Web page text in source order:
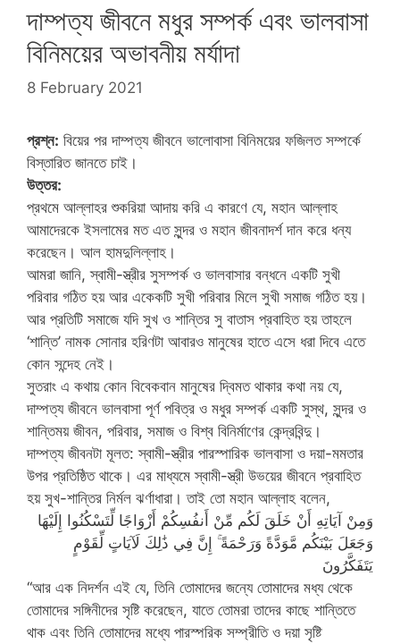
দাম্পত্য জীবনে মধুর সম্পর্ক এবং ভালবাসা
​বিনিময়ের অভাবনীয় মর্যাদা​
8 February 2021
প্রশ্ন: বিয়ের পর দাম্পত্য জীবনে ভালোবাসা বিনিময়ের ফজিলত সম্পর্কে
বিস্তারিত জানতে চাই।
উত্তর:
প্রথমে আল্লাহর শুকরিয়া আদায় করি এ কারণে যে, মহান আল্লাহ
আমাদেরকে ইসলামের মত এত সুন্দর ও মহান জীবনাদর্শ দান করে ধন্য
করেছেন। আল হামদুলিল্লাহ।
আমরা জানি, স্বামী-স্ত্রীর সুসম্পর্ক ও ভালবাসার বন্ধনে একটি সুখী
পরিবার গঠিত হয় আর একেকটি সুখী পরিবার মিলে সুখী সমাজ গঠিত হয়।
আর প্রতিটি সমাজে যদি সুখ ও শান্তির সু বাতাস প্রবাহিত হয় তাহলে
‘শান্তি’ নামক সোনার হরিণটা আবারও মানুষের হাতে এসে ধরা দিবে এতে
কোন সন্দেহ নেই।
সুতরাং এ কথায় কোন বিবেকবান মানুষের দ্বিমত থাকার কথা নয় যে,
দাম্পত্য জীবনে ভালবাসা পূর্ণ পবিত্র ও মধুর সম্পর্ক একটি সুস্থ, সুন্দর ও
শান্তিময় জীবন, পরিবার, সমাজ ও বিশ্ব বিনির্মাণের কেন্দ্রবিন্দু।
দাম্পত্য জীবনটা মূলত: স্বামী-স্ত্রীর পারস্পারিক ভালবাসা ও দয়া-মমতার
উপর প্রতিষ্ঠিত থাকে। এর মাধ্যমে স্বামী-স্ত্রী উভয়ের জীবনে প্রবাহিত
হয় সুখ-শান্তির নির্মল ঝর্ণাধারা। তাই তো মহান আল্লাহ বলেন,
وَمِنْ آيَاتِهِ أَنْ خَلَقَ لَكُم مِّنْ أَنفُسِكُمْ أَزْوَاجًا لِّتَسْكُنُوا إِلَيْهَا
وَجَعَلَ بَيْنَكُم مَّوَدَّةً وَرَحْمَةً ۚ إِنَّ فِي ذَٰلِكَ لَآيَاتٍ لِّقَوْمٍ
يَتَفَكَّرُونَ
“আর এক নিদর্শন এই যে, তিনি তোমাদের জন্যে তোমাদের মধ্য থেকে
তোমাদের সঙ্গিনীদের সৃষ্টি করেছেন, যাতে তোমরা তাদের কাছে শান্তিতে
থাক এবং তিনি তোমাদের মধ্যে পারস্পরিক সম্প্রীতি ও দয়া সৃষ্টি